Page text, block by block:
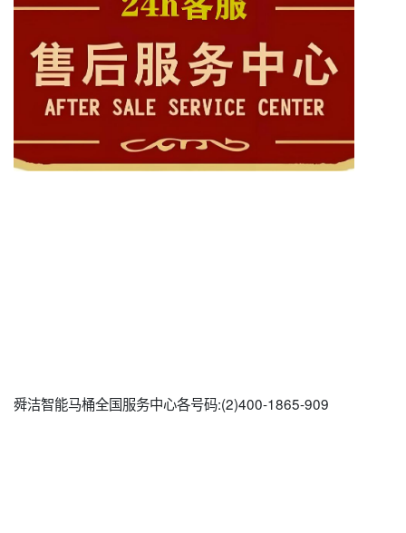
舜洁智能马桶全国服务中心各号码:(2)400-1865-909